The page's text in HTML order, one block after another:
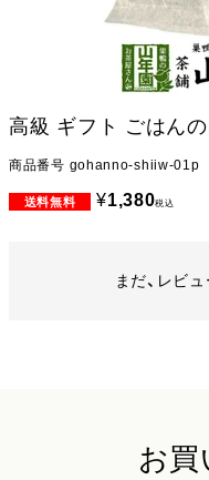
高級 ギフト ごはん
商品番号 gohanno-shiiw-01p
¥1,380税込
まだ、レビ
お買